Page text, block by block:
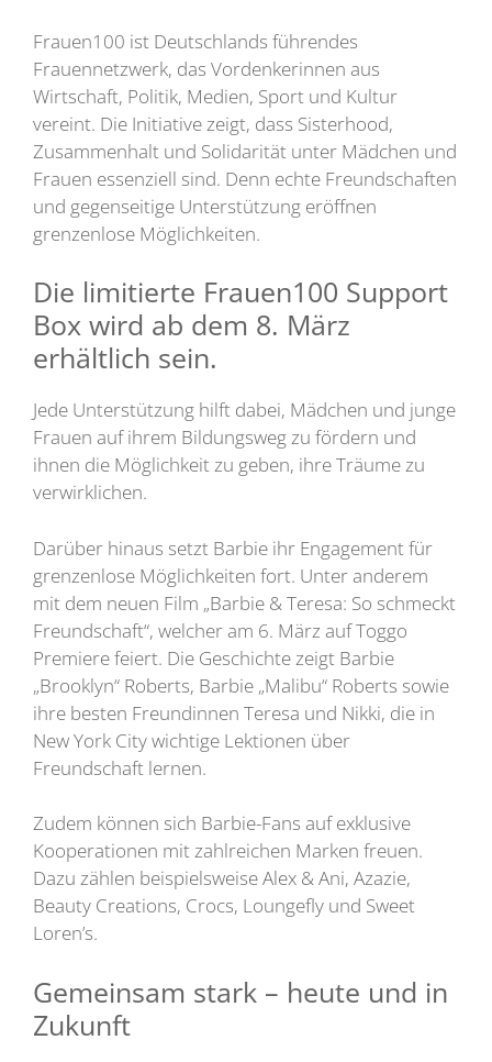
Frauen100 ist Deutschlands führendes
Frauennetzwerk, das Vordenkerinnen aus
Wirtschaft, Politik, Medien, Sport und Kultur
vereint. Die Initiative zeigt, dass Sisterhood,
Zusammenhalt und Solidarität unter Mädchen und
Frauen essenziell sind. Denn echte Freundschaften
und gegenseitige Unterstützung eröffnen
grenzenlose Möglichkeiten.
Die limitierte Frauen100 Support
Box wird ab dem 8. März
erhältlich sein.
Jede Unterstützung hilft dabei, Mädchen und junge
Frauen auf ihrem Bildungsweg zu fördern und
ihnen die Möglichkeit zu geben, ihre Träume zu
verwirklichen.
Darüber hinaus setzt Barbie ihr Engagement für
grenzenlose Möglichkeiten fort. Unter anderem
mit dem neuen Film „Barbie & Teresa: So schmeckt
Freundschaft“, welcher am 6. März auf Toggo
Premiere feiert. Die Geschichte zeigt Barbie
„Brooklyn“ Roberts, Barbie „Malibu“ Roberts sowie
ihre besten Freundinnen Teresa und Nikki, die in
New York City wichtige Lektionen über
Freundschaft lernen.
Zudem können sich Barbie-Fans auf exklusive
Kooperationen mit zahlreichen Marken freuen.
Dazu zählen beispielsweise Alex & Ani, Azazie,
Beauty Creations, Crocs, Loungefly und Sweet
Loren’s.
Gemeinsam stark – heute und in
Zukunft